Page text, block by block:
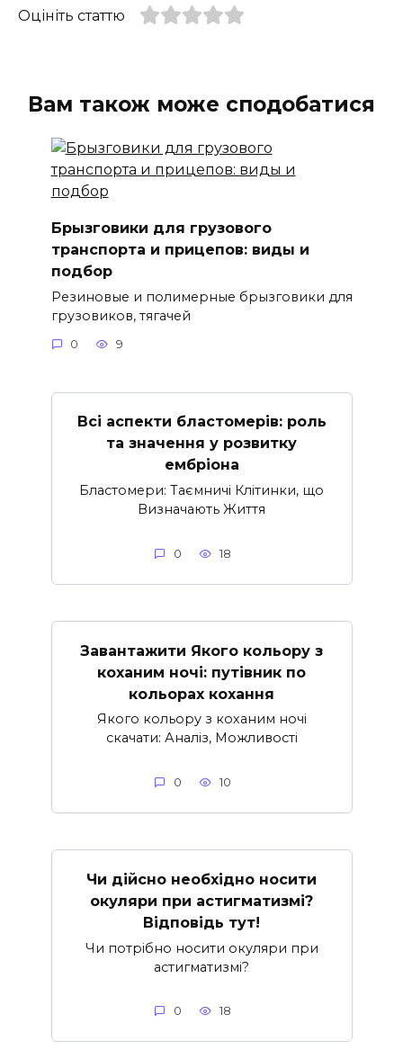
Оцініть статтю
Вам також може сподобатися
Брызговики для грузового
транспорта и прицепов: виды и
подбор
Резиновые и полимерные брызговики для
грузовиков, тягачей
0 9
Всі аспекти бластомерів: роль
та значення у розвитку
ембріона
Бластомери: Таємничі Клітинки, що
Визначають Життя
0 18
Завантажити Якого кольору з
коханим ночі: путівник по
кольорах кохання
Якого кольору з коханим ночі
скачати: Аналіз, Можливості
0 10
Чи дійсно необхідно носити
окуляри при астигматизмі?
Відповідь тут!
Чи потрібно носити окуляри при
астигматизмі?
0 18